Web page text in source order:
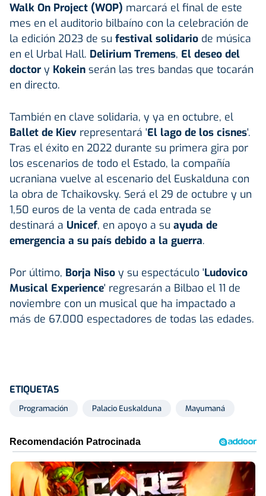
Walk On Project (WOP) marcará el final de este
mes en el auditorio bilbaíno con la celebración de
la edición 2023 de su festival solidario de música
en el Urbal Hall. Delirium Tremens, El deseo del
doctor y Kokein serán las tres bandas que tocarán
en directo.
También en clave solidaria, y ya en octubre, el
Ballet de Kiev representará 'El lago de los cisnes'.
Tras el éxito en 2022 durante su primera gira por
los escenarios de todo el Estado, la compañía
ucraniana vuelve al escenario del Euskalduna con
la obra de Tchaikovsky. Será el 29 de octubre y un
1,50 euros de la venta de cada entrada se
destinará a Unicef, en apoyo a su ayuda de
emergencia a su país debido a la guerra.
Por último, Borja Niso y su espectáculo 'Ludovico
Musical Experience' regresarán a Bilbao el 11 de
noviembre con un musical que ha impactado a
más de 67.000 espectadores de todas las edades.
ETIQUETAS
Programación Palacio Euskalduna Mayumaná